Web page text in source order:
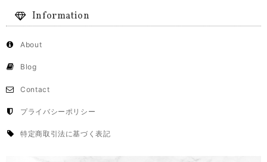
Information
About
Blog
Contact
プライバシーポリシー
特定商取引法に基づく表記